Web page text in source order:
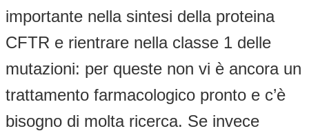
importante nella sintesi della proteina
CFTR e rientrare nella classe 1 delle
mutazioni: per queste non vi è ancora un
trattamento farmacologico pronto e c’è
bisogno di molta ricerca. Se invece